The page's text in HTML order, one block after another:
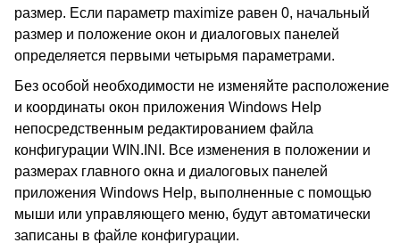
размер. Если параметр maximize равен 0, начальный
размер и положение окон и диалоговых панелей
определяется первыми четырьмя параметрами.
Без особой необходимости не изменяйте расположение
и координаты окон приложения Windows Help
непосредственным редактированием файла
конфигурации WIN.INI. Все изменения в положении и
размерах главного окна и диалоговых панелей
приложения Windows Help, выполненные с помощью
мыши или управляющего меню, будут автоматически
записаны в файле конфигурации.